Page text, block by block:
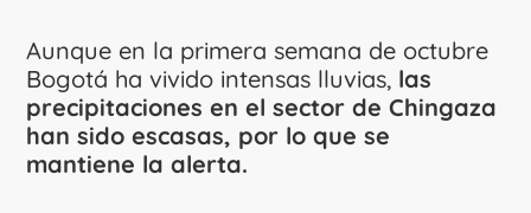
Aunque en la primera semana de octubre
Bogotá ha vivido intensas lluvias, las
precipitaciones en el sector de Chingaza
han sido escasas, por lo que se
mantiene la alerta.